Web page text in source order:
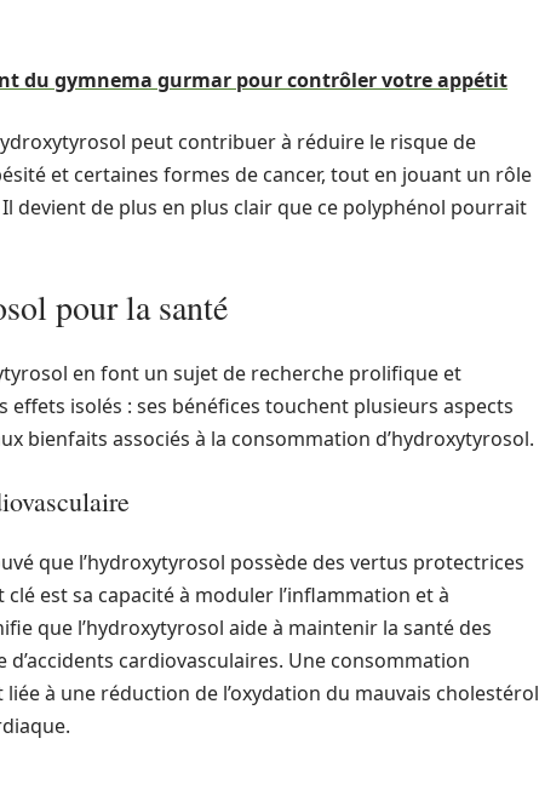
du gymnema gurmar pour contrôler votre appétit
peut contribuer à réduire le risque de
et certaines formes de cancer, tout en jouant un rôle
devient de plus en plus clair que ce polyphénol pourrait
pour la santé
en font un sujet de recherche prolifique et
effets isolés : ses bénéfices touchent plusieurs aspects
bienfaits associés à la consommation d’hydroxytyrosol.
que l’hydroxytyrosol possède des vertus protectrices
est sa capacité à moduler l’inflammation et à
que l’hydroxytyrosol aide à maintenir la santé des
cardiovasculaires. Une consommation
à une réduction de l’oxydation du mauvais cholestérol